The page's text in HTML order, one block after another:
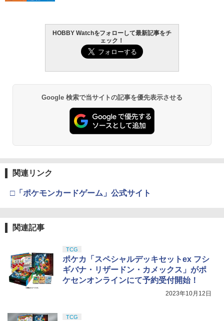
HOBBY Watchをフォローして最新記事をチ
ェック！
Google 検索で当サイトの記事を優先表示させる
関連リンク
□「ポケモンカードゲーム」公式サイト
関連記事
TCG
ポケカ「スペシャルデッキセットex フシ
ギバナ・リザードン・カメックス」がポ
ケセンオンラインにて予約受付開始！
2023年10月12日
TCG